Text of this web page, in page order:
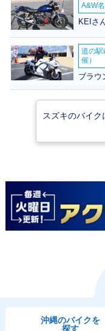
A&W
KEIさ
道の駅
催）
スズキのバイ
沖縄のバイクを
探す